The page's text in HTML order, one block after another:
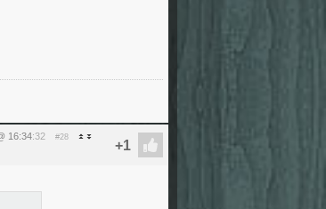
16:34:32 #28